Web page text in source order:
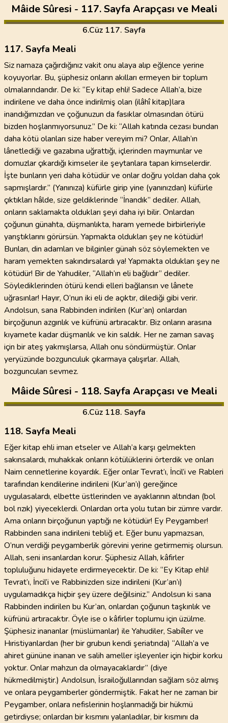
Mâide Sûresi - 117. Sayfa Arapçası ve Meali
6.Cüz 117. Sayfa
117. Sayfa Meali
Siz namaza çağırdığınız vakit onu alaya alıp eğlence yerine
koyuyorlar. Bu, şüphesiz onların akılları ermeyen bir toplum
olmalarındandır. De ki: “Ey kitap ehli! Sadece Allah’a, bize
indirilene ve daha önce indirilmiş olan (ilâhî kitap)lara
inandığımızdan ve çoğunuzun da fasıklar olmasından ötürü
bizden hoşlanmıyorsunuz.” De ki: “Allah katında cezası bundan
daha kötü olanları size haber vereyim mi? Onlar, Allah’ın
lânetlediği ve gazabına uğrattığı, içlerinden maymunlar ve
domuzlar çıkardığı kimseler ile şeytanlara tapan kimselerdir.
İşte bunların yeri daha kötüdür ve onlar doğru yoldan daha çok
sapmışlardır.” (Yanınıza) küfürle girip yine (yanınızdan) küfürle
çıktıkları hâlde, size geldiklerinde “İnandık” dediler. Allah,
onların saklamakta oldukları şeyi daha iyi bilir. Onlardan
çoğunun günahta, düşmanlıkta, haram yemede birbirleriyle
yarıştıklarını görürsün. Yapmakta oldukları şey ne kötüdür!
Bunları, din adamları ve bilginler günah söz söylemekten ve
haram yemekten sakındırsalardı ya! Yapmakta oldukları şey ne
kötüdür! Bir de Yahudiler, “Allah’ın eli bağlıdır” dediler.
Söylediklerinden ötürü kendi elleri bağlansın ve lânete
uğrasınlar! Hayır, O’nun iki eli de açıktır, dilediği gibi verir.
Andolsun, sana Rabbinden indirilen (Kur’an) onlardan
birçoğunun azgınlık ve küfrünü artıracaktır. Biz onların arasına
kıyamete kadar düşmanlık ve kin saldık. Her ne zaman savaş
için bir ateş yakmışlarsa, Allah onu söndürmüştür. Onlar
yeryüzünde bozgunculuk çıkarmaya çalışırlar. Allah,
bozguncuları sevmez.
Mâide Sûresi - 118. Sayfa Arapçası ve Meali
6.Cüz 118. Sayfa
118. Sayfa Meali
Eğer kitap ehli iman etseler ve Allah’a karşı gelmekten
sakınsalardı, muhakkak onların kötülüklerini örterdik ve onları
Naim cennetlerine koyardık. Eğer onlar Tevrat’ı, İncil’i ve Rableri
tarafından kendilerine indirileni (Kur’an’ı) gereğince
uygulasalardı, elbette üstlerinden ve ayaklarının altından (bol
bol rızık) yiyeceklerdi. Onlardan orta yolu tutan bir zümre vardır.
Ama onların birçoğunun yaptığı ne kötüdür! Ey Peygamber!
Rabbinden sana indirileni tebliğ et. Eğer bunu yapmazsan,
O’nun verdiği peygamberlik görevini yerine getirmemiş olursun.
Allah, seni insanlardan korur. Şüphesiz Allah, kâfirler
topluluğunu hidayete erdirmeyecektir. De ki: “Ey Kitap ehli!
Tevrat’ı, İncil’i ve Rabbinizden size indirileni (Kur’an’ı)
uygulamadıkça hiçbir şey üzere değilsiniz.” Andolsun ki sana
Rabbinden indirilen bu Kur’an, onlardan çoğunun taşkınlık ve
küfrünü artıracaktır. Öyle ise o kâfirler toplumu için üzülme.
Şüphesiz inananlar (müslümanlar) ile Yahudiler, Sabiîler ve
Hıristiyanlardan (her bir grubun kendi şeriatında) “Allah’a ve
ahiret gününe inanan ve salih ameller işleyenler için hiçbir korku
yoktur. Onlar mahzun da olmayacaklardır” (diye
hükmedilmiştir.) Andolsun, İsrailoğullarından sağlam söz almış
ve onlara peygamberler göndermiştik. Fakat her ne zaman bir
Peygamber, onlara nefislerinin hoşlanmadığı bir hükmü
getirdiyse; onlardan bir kısmını yalanladılar, bir kısmını da